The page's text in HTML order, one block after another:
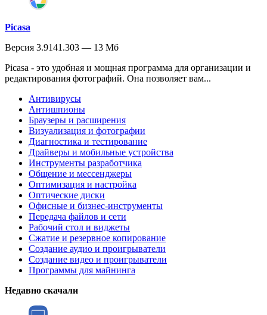
Picasa
Версия 3.9141.303 — 13 Мб
Picasa - это удобная и мощная программа для организации и
редактирования фотографий. Она позволяет вам...
Антивирусы
Антишпионы
Браузеры и расширения
Визуализация и фотографии
Диагностика и тестирование
Драйверы и мобильные устройства
Инструменты разработчика
Общение и мессенджеры
Оптимизация и настройка
Оптические диски
Офисные и бизнес-инструменты
Передача файлов и сети
Рабочий стол и виджеты
Сжатие и резервное копирование
Создание аудио и проигрыватели
Создание видео и проигрыватели
Программы для майнинга
Недавно скачали